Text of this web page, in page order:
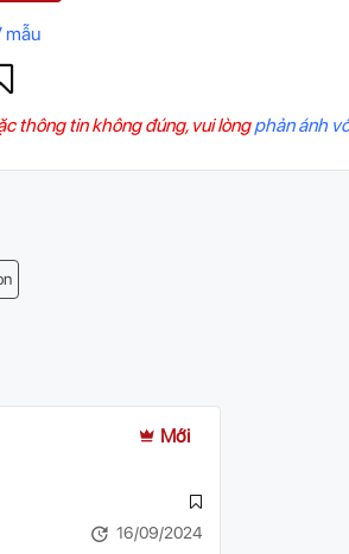
mẫu
thông tin không đúng, vui lòngphản ánh
Mới
16/09/2024